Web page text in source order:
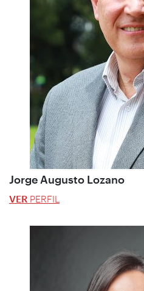
Jorge Augusto Lozano
VER PERFIL